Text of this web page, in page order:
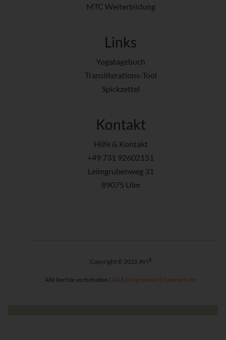
MTC Weiterbildung
Links
Yogatagebuch
Transliterations-Tool
Spickzettel
Kontakt
Hilfe & Kontakt
+49 731 92602151
Leimgrubenweg 31
89075 Ulm
Copyright © 2022 AYI ®
Alle Rechte vorbehalten | AGB | Impressum | Datenschutz